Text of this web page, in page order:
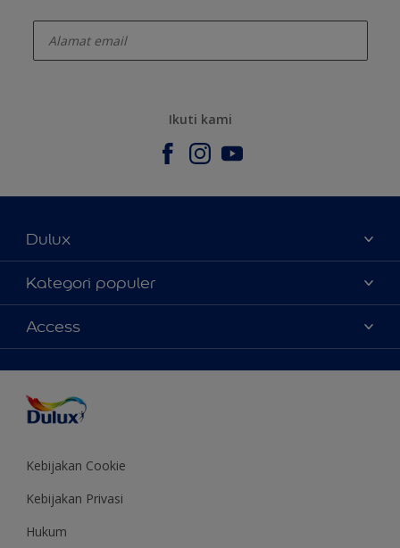
Ikuti kami
Dulux
Tentang Kami
Contact us
Temukan toko
Kategori populer
Warna
Produk
Inspirasi
Saran Mendekorasi
Colour of the Year
Access
Kebijakan Cookie
Kebijakan Privasi
Hukum